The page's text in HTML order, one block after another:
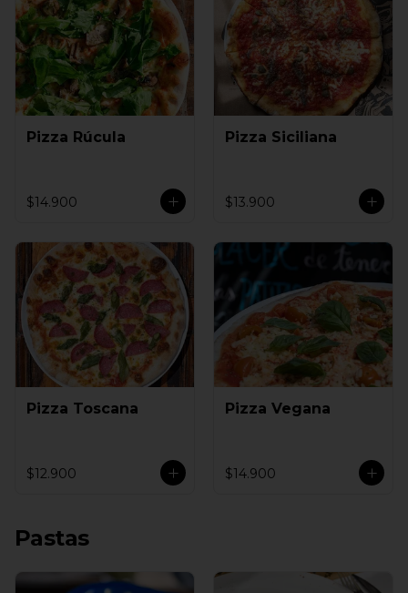
Pizza Rúcula
$14.900
Pizza Siciliana
$13.900
Pizza Toscana
$12.900
Pizza Vegana
$14.900
Pastas